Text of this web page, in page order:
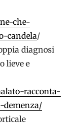
che-
candela/
diagnosi
lieve e
racconta-
demenza/